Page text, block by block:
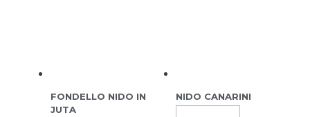
FONDELLO NIDO IN
JUTA
NIDO CANARINI